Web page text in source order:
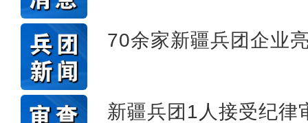
70余家新疆兵团企业
新疆兵团1人接受纪律